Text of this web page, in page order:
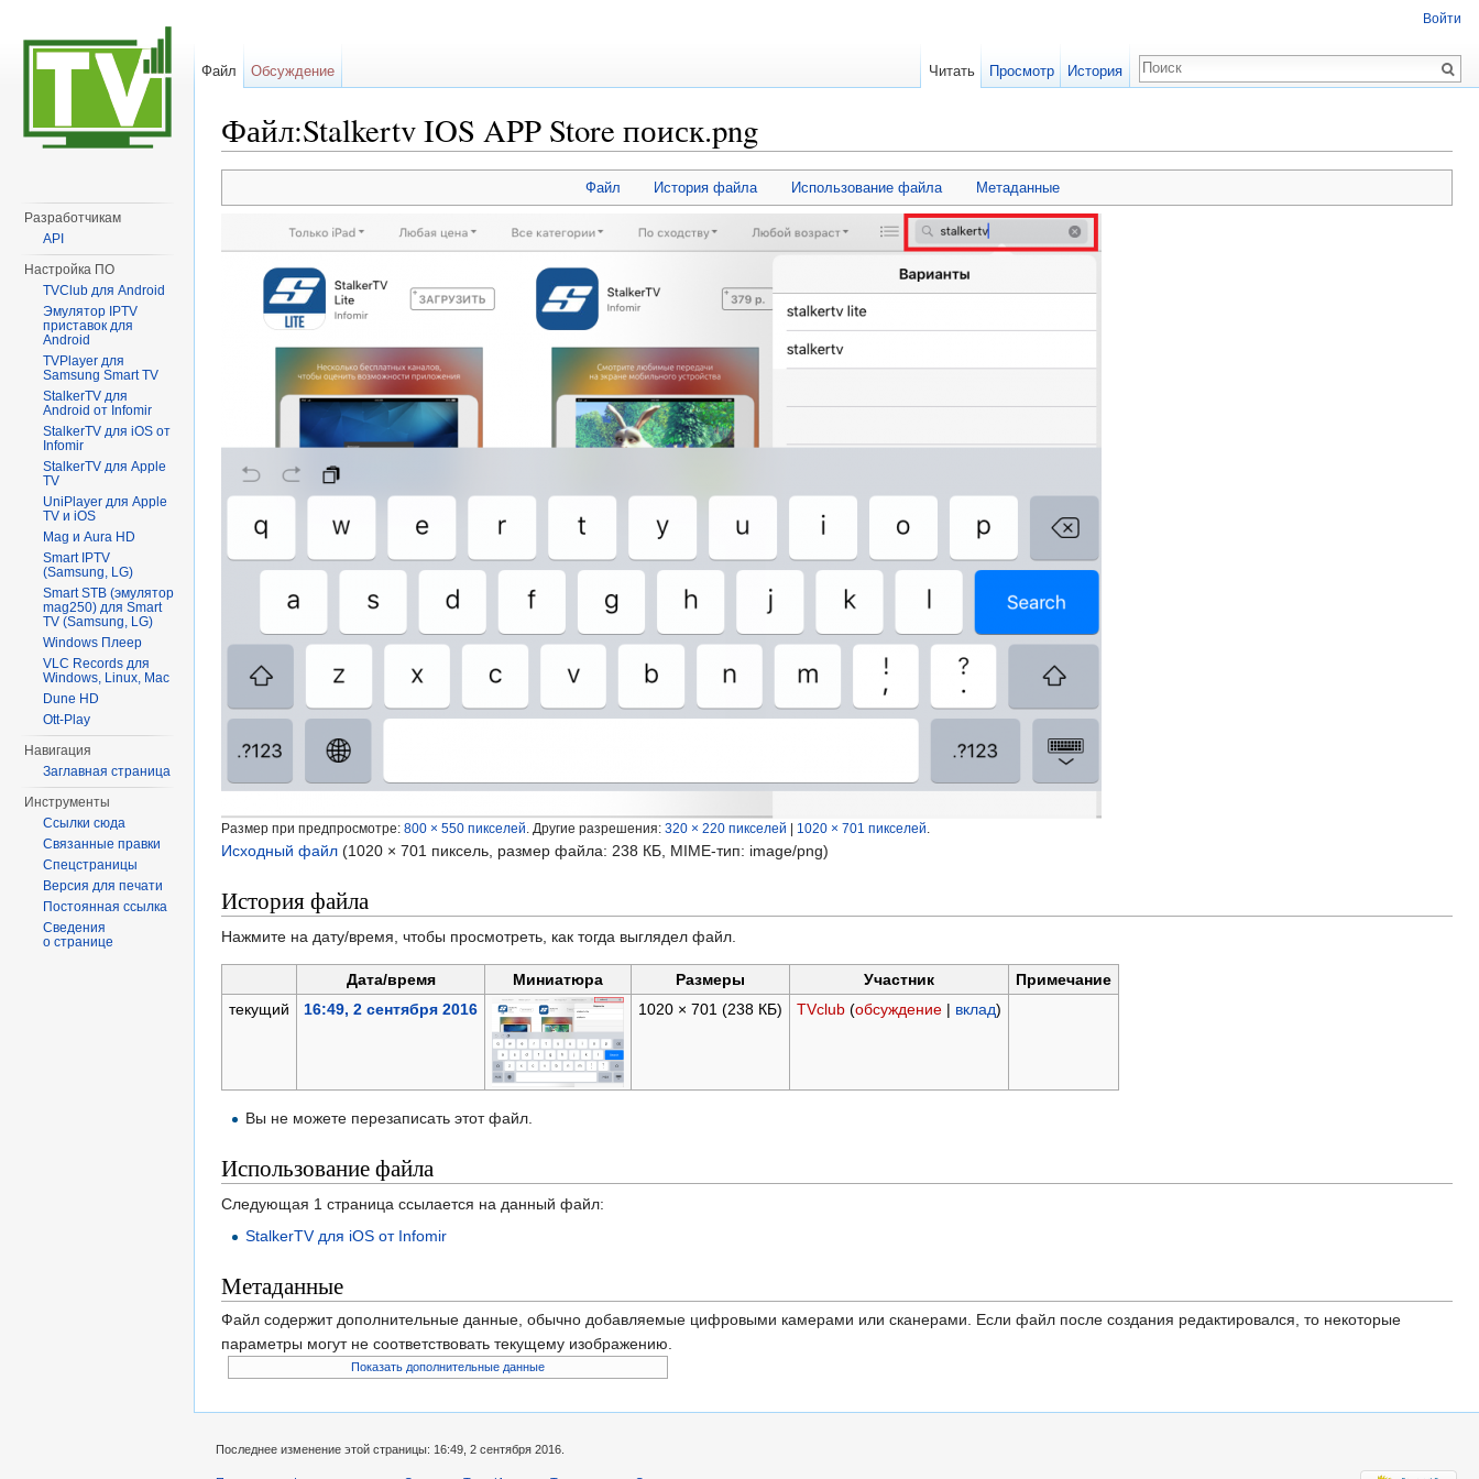
Файл:Stalkertv IOS APP Store поиск.png
Файл История файла Использование файла Метаданные
Размер при предпросмотре: 800 × 550 пикселей Другие разрешения: 320 × 220 пикселей 1020 × 701 пикселей
Исходный файл (1020 × 701 пиксель, размер файла: 238 КБ, MIME-тип: image/png)
История файла
Нажмите на дату/время, чтобы просмотреть, как тогда выглядел файл.
Дата/время Миниатюра Размеры Участник
Примечание
текущий
16:49, 2 сентября 2016 1020 × 701 (238 КБ) TVclub (обсуждение| вклад)
Вы не можете перезаписать этот файл.
Использование файла
Следующая 1 страница ссылается на данный файл:
StalkerTV для iOS от Infomir
Метаданные
Файл содержит дополнительные данные, обычно добавляемые цифровыми камерами или сканерами. Если файл после создания редактировался, то некоторые
параметры могут не соответствовать текущему изображению.
Показать дополнительные данные
Войти
Файл Обсуждение Читать Просмотр История
Разработчикам
API
Настройка ПО
TVClub для Android
Эмулятор IPTV
приставок для
Android
TVPlayer для
Samsung Smart TV
StalkerTV для
Android от Infomir
StalkerTV для iOS от
Infomir
StalkerTV для Apple
TV
UniPlayer для Apple
TV и iOS
Mag и Aura HD
Smart IPTV
(Samsung, LG)
Smart STB (эмулятор
mag250) для Smart
TV (Samsung, LG)
Windows Плеер
VLC Records для
Windows, Linux, Mac
Dune HD
Ott-Play
Навигация
Заглавная страница
Инструменты
Ссылки сюда
Связанные правки
Спецстраницы
Версия для печати
Постоянная ссылка
Сведения
о странице
Последнее изменение этой страницы: 16:49, 2 сентября 2016.